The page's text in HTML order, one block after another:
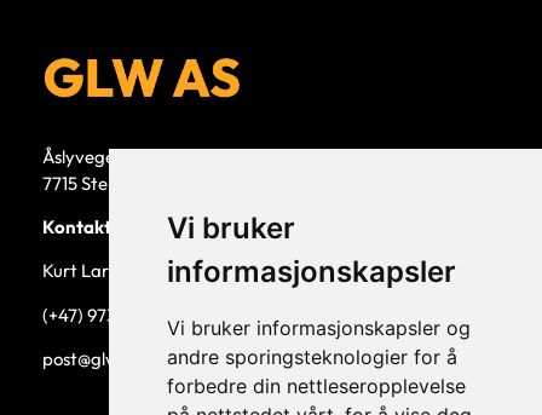
Vi bruker
informasjonskapsler
Vi bruker informasjonskapsler og
andre sporingsteknologier for å
forbedre din nettleseropplevelse
Åslyvegen 5b
7715 Steinkjer
Kontaktperson
Kurt Larsen, daglig leder.
(+47) 973 33 332
post@glw.no